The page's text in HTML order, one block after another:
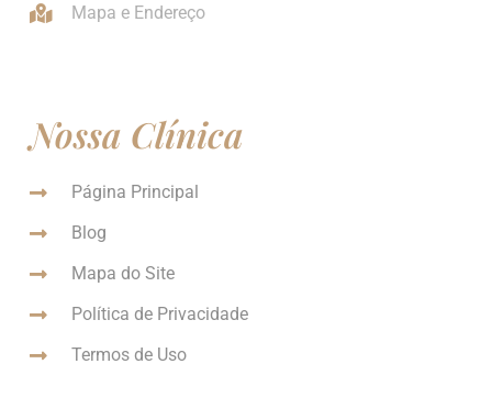
Mapa e Endereço
Nossa Clínica
Página Principal
Blog
Mapa do Site
Política de Privacidade
Termos de Uso